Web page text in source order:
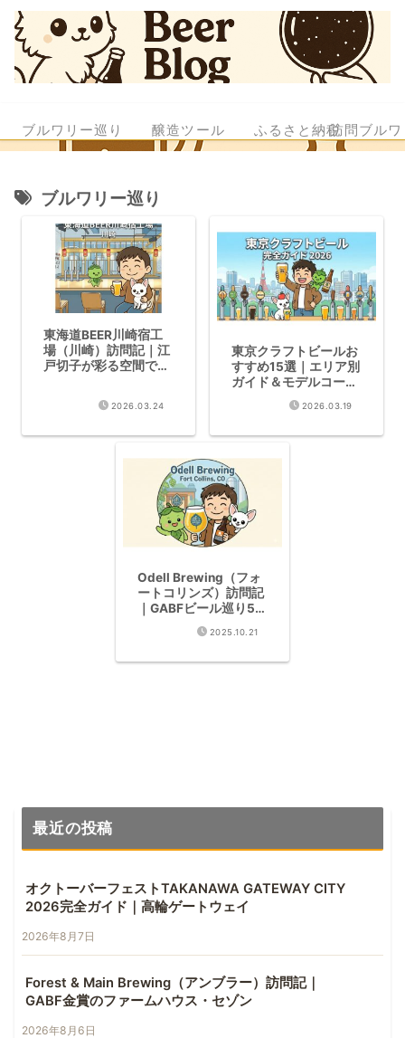
ブルワリー巡り 醸造ツール ふるさと納税訪問ブル
ブルワリー巡り
東海道BEER川崎宿工
場（川崎）訪問記｜江
戸切子が彩る空間で受
2026.03.24
東京クラフトビールお
すすめ15選｜エリア別
ガイド＆モデルコース
【2026年版】
2026.03.19
Odell Brewing（フォ
ートコリンズ）訪問記
｜GABFビール巡り5
件目・クラフトとホッ
2025.10.21
最近の投稿
オクトーバーフェストTAKANAWA GATEWAY CITY
2026完全ガイド｜高輪ゲートウェイ
2026年8月7日
Forest & Main Brewing（アンブラー）訪問記｜
GABF金賞のファームハウス・セゾン
2026年8月6日